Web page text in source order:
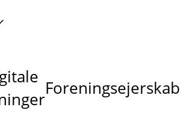
Foreningsejerskab